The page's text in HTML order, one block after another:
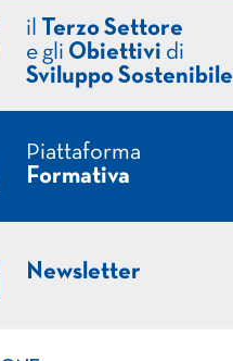
il
Terzo Settore
e gli Obiettivi di
Sviluppo Sostenibile
Piattaforma
Formativa
Newsletter